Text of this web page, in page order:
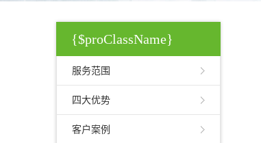
{$proClassName}
服务范围
四大优势
客户案例